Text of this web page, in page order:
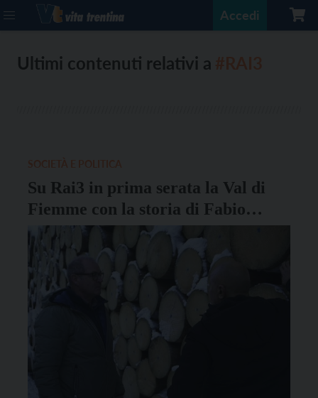
Accedi
Ultimi contenuti relativi a
Su Rai3 in prima serata la Val di
Fiemme con la storia di Fabio
Ognibeni e della sua missione